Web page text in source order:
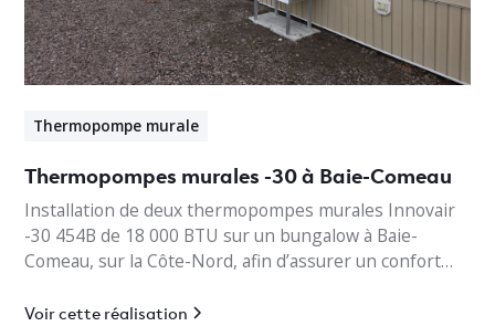
Thermopompe murale
Thermopompes murales -30 à Baie-Comeau
Installation de deux thermopompes murales Innovair
-30 454B de 18 000 BTU sur un bungalow à Baie-
Comeau, sur la Côte-Nord, afin d’assurer un confort
Voir cette réalisation